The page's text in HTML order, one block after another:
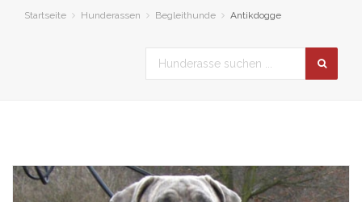
Startseite Hunderassen Begleithunde Antikdogge